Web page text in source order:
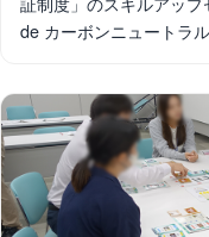
de カーボンニュートラ